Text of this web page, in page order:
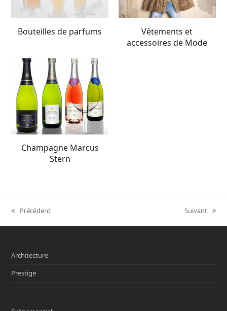
Bouteilles de parfums
Vêtements et
accessoires de Mode
Champagne Marcus
Stern
previous
post:
Précédent
next
post:
Suivant
Architecture
Prestige